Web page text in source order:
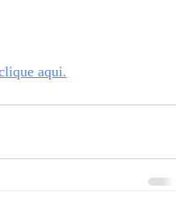
aqui.